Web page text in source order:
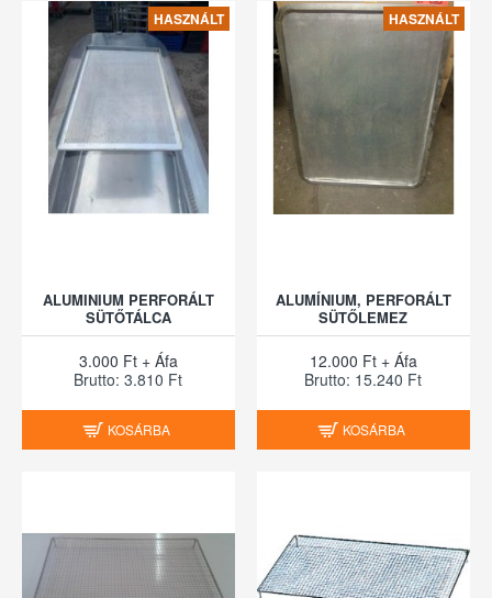
HASZNÁLT
ALUMINIUM PERFORÁLT
SÜTŐTÁLCA
3.000 Ft + Áfa
Brutto: 3.810 Ft
KOSÁRBA
HASZNÁLT
ALUMÍNIUM, PERFORÁLT
SÜTŐLEMEZ
12.000 Ft + Áfa
Brutto: 15.240 Ft
KOSÁRBA